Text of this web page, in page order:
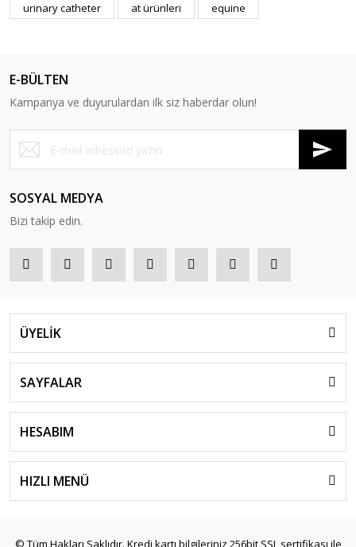
urinary catheter
at ürünleri equine
E-BÜLTEN
Kampanya ve duyurulardan ilk siz haberdar olun!
SOSYAL MEDYA
Bizi takip edin.
ÜYELİK
SAYFALAR
HESABIM
HIZLI MENÜ
© Tüm Hakları Saklıdır. Kredi kartı bilgileriniz 256bit SSL sertifikası ile